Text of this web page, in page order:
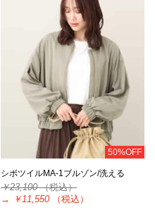
50%OFF
シボツイルMA-1ブルゾン/洗える
￥23,100（税込）
→
￥11,550 （税込）